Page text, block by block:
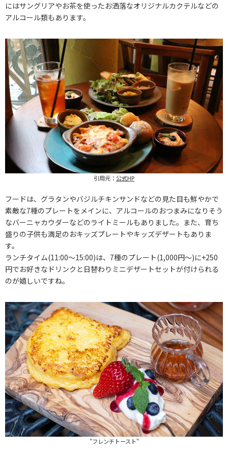
にはサングリアやお茶を使ったお洒落なオリジナルカクテルなどの
アルコール類もあります。
引用元： 公式HP
フードは、グラタンやバジルチキンサンドなどの見た目も鮮やかで
素敵な7種のプレートをメインに、アルコールのおつまみになりそう
なバーニャカウダーなどのライトミールもありました。また、育ち
盛りの子供も満足のおキッズプレートやキッズデザートもありま
す。
ランチタイム(11:00～15:00)は、7種のプレート(1,000円～)に+250
円でお好きなドリンクと日替わりミニデザートセットが付けられる
のが嬉しいですね。
"フレンチトースト"